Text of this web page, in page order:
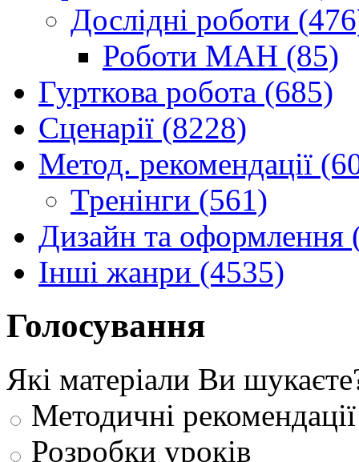
Дослідні роботи
Роботи МАН (85)
Гурткова робота (685)
Сценарії (8228)
Метод. рекомендації
Тренінги (561)
Дизайн та оформлення
Інші жанри (4535)
Голосування
Які матеріали Ви
Методичні рекомендації
Розробки уроків